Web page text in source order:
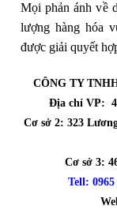
Mọi phản ánh về
lượng hàng hóa
được giải quyết
CÔNG TY
Địa chỉ VP:
Cơ sở 2: 323
Cơ sở 3:
Tell: 0965